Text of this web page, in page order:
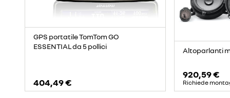
GPS portatile TomTom GO
ESSENTIAL da 5 pollici
404,49 €
Altoparlanti
920,59 €
Richiede